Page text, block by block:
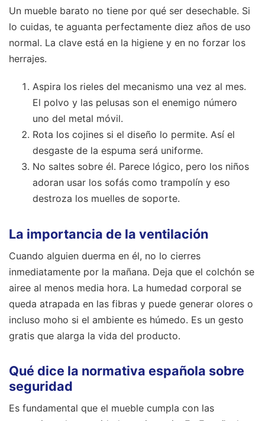
Un mueble barato no tiene por qué ser desechable. Si
lo cuidas, te aguanta perfectamente diez años de uso
normal. La clave está en la higiene y en no forzar los
herrajes.
Aspira los rieles del mecanismo una vez al mes.
El polvo y las pelusas son el enemigo número
uno del metal móvil.
Rota los cojines si el diseño lo permite. Así el
desgaste de la espuma será uniforme.
No saltes sobre él. Parece lógico, pero los niños
adoran usar los sofás como trampolín y eso
destroza los muelles de soporte.
La importancia de la ventilación
Cuando alguien duerma en él, no lo cierres
inmediatamente por la mañana. Deja que el colchón se
airee al menos media hora. La humedad corporal se
queda atrapada en las fibras y puede generar olores o
incluso moho si el ambiente es húmedo. Es un gesto
gratis que alarga la vida del producto.
Qué dice la normativa española sobre
seguridad
Es fundamental que el mueble cumpla con las